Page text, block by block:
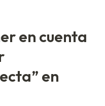
en cuenta
en